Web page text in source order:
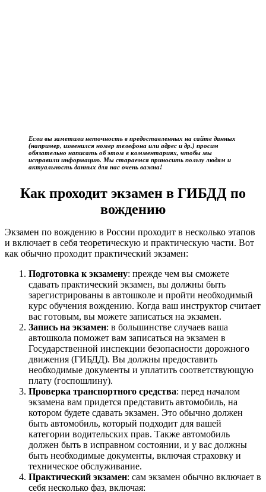
Если вы заметили неточность в предоставленных на сайте данных
(например, изменился номер телефона или адрес и др.) просим
обязательно написать об этом в комментариях, чтобы мы
исправили информацию. Мы стараемся приносить пользу людям и
актуальность данных для нас очень важна!
Как проходит экзамен в ГИБДД по
вождению
Экзамен по вождению в России проходит в несколько этапов
и включает в себя теоретическую и практическую части. Вот
как обычно проходит практический экзамен:
Подготовка к экзамену: прежде чем вы сможете
сдавать практический экзамен, вы должны быть
зарегистрированы в автошколе и пройти необходимый
курс обучения вождению. Когда ваш инструктор считает
вас готовым, вы можете записаться на экзамен.
Запись на экзамен: в большинстве случаев ваша
автошкола поможет вам записаться на экзамен в
Государственной инспекции безопасности дорожного
движения (ГИБДД). Вы должны предоставить
необходимые документы и уплатить соответствующую
плату (госпошлину).
Проверка транспортного средства: перед началом
экзамена вам придется представить автомобиль, на
котором будете сдавать экзамен. Это обычно должен
быть автомобиль, который подходит для вашей
категории водительских прав. Также автомобиль
должен быть в исправном состоянии, и у вас должны
быть необходимые документы, включая страховку и
техническое обслуживание.
Практический экзамен: сам экзамен обычно включает в
себя несколько фаз, включая: